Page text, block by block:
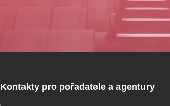
Kontakty pro pořadatele a agentury